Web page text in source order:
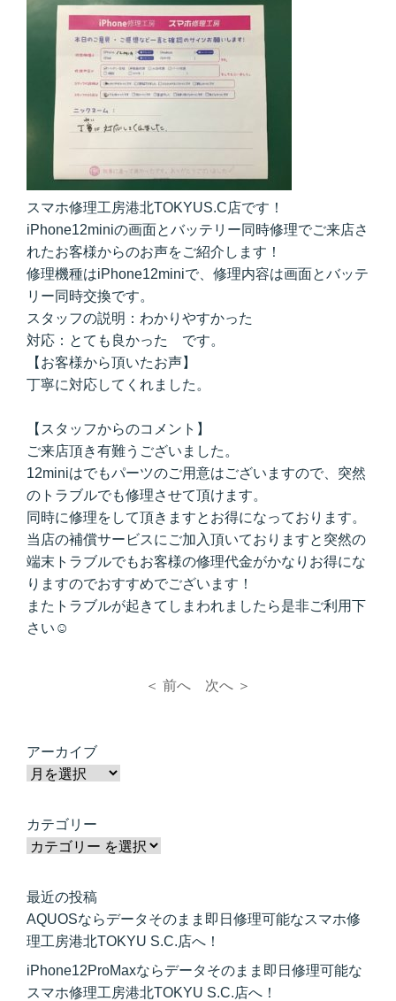
スマホ修理工房港北TOKYUS.C店です！
iPhone12miniの画面とバッテリー同時修理でご来店さ
れたお客様からのお声をご紹介します！
修理機種はiPhone12miniで、修理内容は画面とバッテ
リー同時交換です。
スタッフの説明：わかりやすかった
対応：とても良かった です。
【お客様から頂いたお声】
丁寧に対応してくれました。
【スタッフからのコメント】
ご来店頂き有難うございました。
12miniはでもパーツのご用意はございますので、突然
のトラブルでも修理させて頂けます。
同時に修理をして頂きますとお得になっております。
当店の補償サービスにご加入頂いておりますと突然の
端末トラブルでもお客様の修理代金がかなりお得にな
りますのでおすすめでございます！
またトラブルが起きてしまわれましたら是非ご利用下
さい☺
＜ 前へ 次へ ＞
アーカイブ
カテゴリー
最近の投稿
AQUOSならデータそのまま即日修理可能なスマホ修
理工房港北TOKYU S.C.店へ！
iPhone12ProMaxならデータそのまま即日修理可能な
スマホ修理工房港北TOKYU S.C.店へ！